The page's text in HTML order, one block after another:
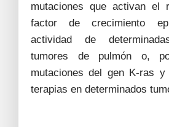
mutaciones que activan el
factor de crecimiento
actividad de
tumores de pulmón o,
mutaciones del gen K-ras
terapias en determinados